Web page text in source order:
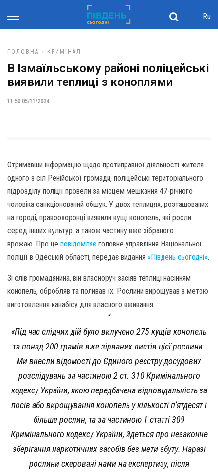
Ru
ГОЛОВНА » КРИМІНАЛ
В Ізмаїльському районі поліцейські
виявили теплиці з коноплями
11:50 05/11/2024
Отримавши інформацію щодо протиправної діяльності жителя
одного з сіл Ренійської громади, поліцейські територіального
підрозділу поліції провели за місцем мешкання 47-річного
чоловіка санкціонований обшук. У двох теплицях, розташованих
на городі, правоохоронці виявили кущі конопель, які росли
серед інших культур, а також частину вже зібраного
врожаю. Про це повідомляє головне управління Національної
поліції в Одеській області, передає видання «Південь сьогодні».
Зі слів громадянина, він власноруч засіяв теплиці насінням
конопель, обробляв та поливав їх. Рослини вирощував з метою
виготовлення канабісу для власного вживання.
«Під час слідчих дій було вилучено 275 кущів конопель
та понад 200 грамів вже зірваних листів цієї рослини.
Ми внесли відомості до Єдиного реєстру досудових
розслідувань за частиною 2 ст. 310 Кримінального
кодексу України, якою передбачена відповідальність за
посів або вирощування конопель у кількості п’ятдесят і
більше рослин, та за частиною 1 статті 309
Кримінального кодексу України, йдеться про незаконне
зберігання наркотичних засобів без мети збуту. Наразі
рослини скеровані нами на експертизу, після